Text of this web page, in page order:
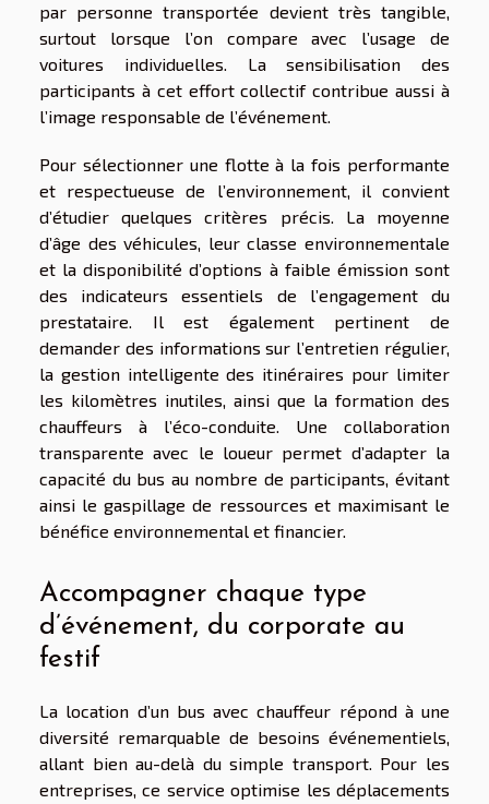
par personne transportée devient très tangible,
surtout lorsque l’on compare avec l’usage de
voitures individuelles. La sensibilisation des
participants à cet effort collectif contribue aussi à
l’image responsable de l’événement.
Pour sélectionner une flotte à la fois performante
et respectueuse de l’environnement, il convient
d’étudier quelques critères précis. La moyenne
d’âge des véhicules, leur classe environnementale
et la disponibilité d’options à faible émission sont
des indicateurs essentiels de l’engagement du
prestataire. Il est également pertinent de
demander des informations sur l’entretien régulier,
la gestion intelligente des itinéraires pour limiter
les kilomètres inutiles, ainsi que la formation des
chauffeurs à l’éco-conduite. Une collaboration
transparente avec le loueur permet d’adapter la
capacité du bus au nombre de participants, évitant
ainsi le gaspillage de ressources et maximisant le
bénéfice environnemental et financier.
Accompagner chaque type
d’événement, du corporate au
festif
La location d’un bus avec chauffeur répond à une
diversité remarquable de besoins événementiels,
allant bien au-delà du simple transport. Pour les
entreprises, ce service optimise les déplacements